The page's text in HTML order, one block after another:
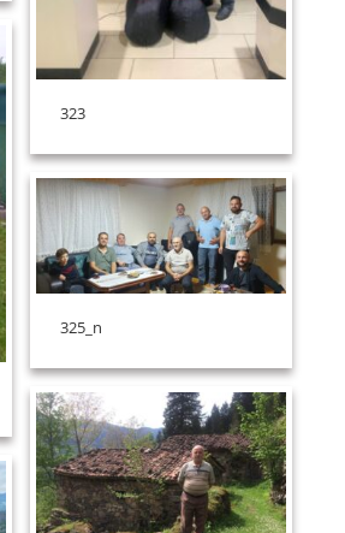
323
325_n